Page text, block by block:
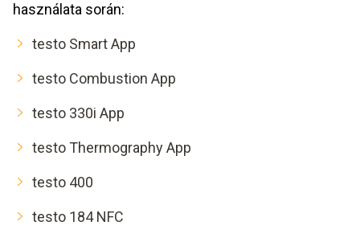
használata során:
testo Smart App
testo Combustion App
testo 330i App
testo Thermography App
testo 400
testo 184 NFC